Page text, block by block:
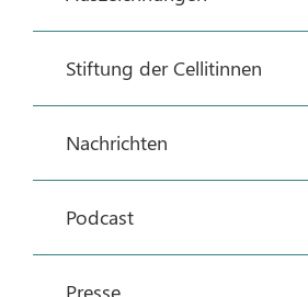
Stiftung der Cellitinnen
Nachrichten
Podcast
Presse